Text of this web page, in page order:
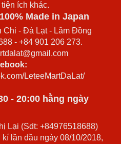
ích khác.
Made in Japan
- Đà Lạt - Lâm Đồng
- +84 901 206 273.
LeteeMartDaLat/
- 20:00 hằng ngày
Lại (Sdt: +84976518688)
lần đầu ngày 08/10/2018,